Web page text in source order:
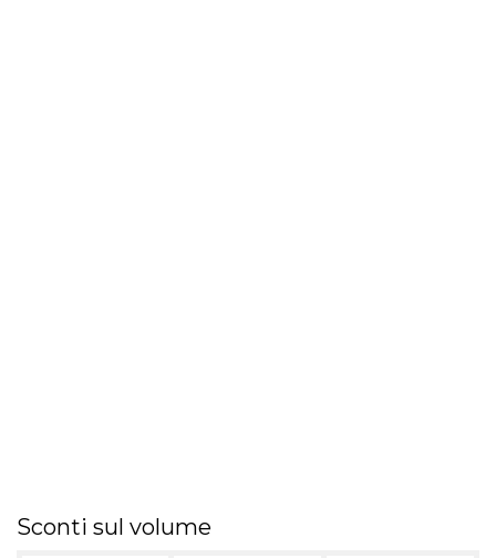
Sconti sul volume